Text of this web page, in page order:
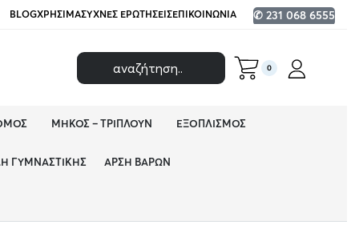
BLOGΧΡΉΣΙΜΑΣΥΧΝΈΣ ΕΡΩΤΉΣΕΙΣΕΠΙΚΟΙΝΩΝΊΑ ✆ 231 068 6555
0
ΜΉΚΟΣ – ΤΡΙΠΛΟΎΝ ΕΞΟΠΛΙΣΜΌΣ
ΓΥΜΝΑΣΤΙΚΉΣ ΆΡΣΗ ΒΑΡΏΝ